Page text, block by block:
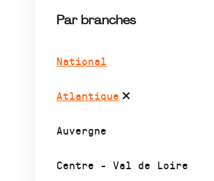
Par branches
National
Atlantique
Auvergne
Centre - Val de Loire